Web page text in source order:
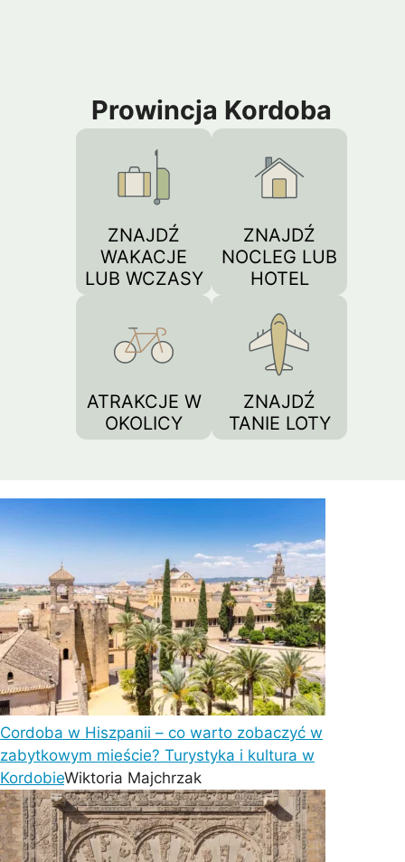
Prowincja Kordoba
ZNAJDŹ
WAKACJE
LUB WCZASY
ZNAJDŹ
NOCLEG LUB
HOTEL
ATRAKCJE W
OKOLICY
ZNAJDŹ
TANIE LOTY
Cordoba w Hiszpanii – co warto zobaczyć w
zabytkowym mieście? Turystyka i kultura w
KordobieWiktoria Majchrzak